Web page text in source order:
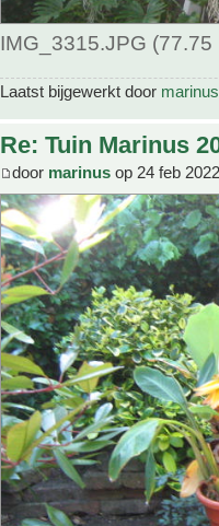
IMG_3315.JPG
Laatst bijgewerkt door marinus
Re: Tuin Marinus
door marinus op 24 feb